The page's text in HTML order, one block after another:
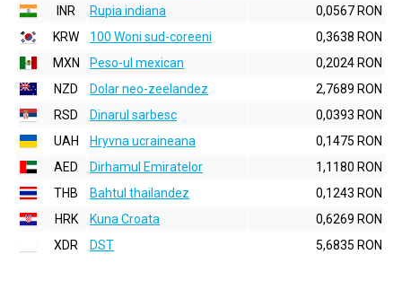
INR
Rupia indiana
0,0567 RON
KRW
100 Woni sud-coreeni
0,3638 RON
MXN
Peso-ul mexican
0,2024 RON
NZD
Dolar neo-zeelandez
2,7689 RON
RSD
Dinarul sarbesc
0,0393 RON
UAH
Hryvna ucraineana
0,1475 RON
AED
Dirhamul Emiratelor
1,1180 RON
THB
Bahtul thailandez
0,1243 RON
HRK
Kuna Croata
0,6269 RON
XDR
DST 5,6835 RON